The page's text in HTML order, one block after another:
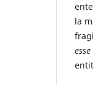
la
esse